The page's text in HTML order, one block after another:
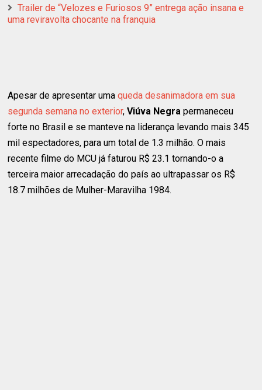
Trailer de “Velozes e Furiosos 9” entrega ação insana e
uma reviravolta chocante na franquia
Apesar de apresentar umaqueda desanimadora em sua
segunda semana no exterior,Viúva Negra permaneceu
forte no Brasil e se manteve na liderança levando mais 345
mil espectadores, para um total de 1.3 milhão. O mais
recente filme do MCU já faturou R$ 23.1 tornando-o a
terceira maior arrecadação do país ao ultrapassar os R$
18.7 milhões de Mulher-Maravilha 1984.